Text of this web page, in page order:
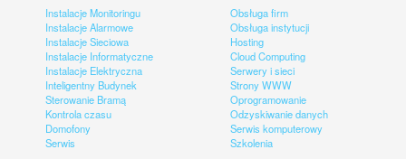
Instalacje Monitoringu
Instalacje Alarmowe
Instalacje Sieciowa
Instalacje Informatyczne
Instalacje Elektryczna
Inteligentny Budynek
Sterowanie Bramą
Kontrola czasu
Domofony
Serwis
Obsługa firm
Obsługa instytucji
Hosting
Cloud Computing
Serwery i sieci
Strony WWW
Oprogramowanie
Odzyskiwanie danych
Serwis komputerowy
Szkolenia